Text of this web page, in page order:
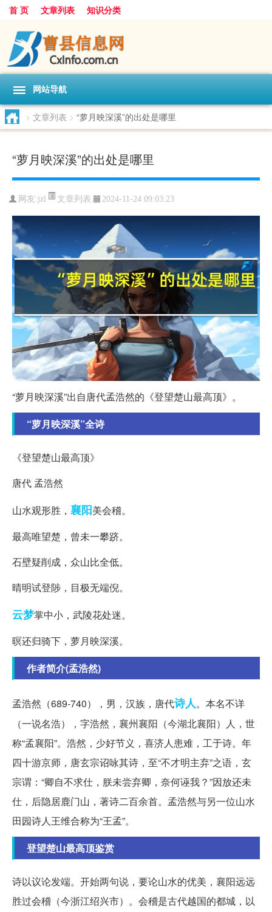
首 页 文章列表 知识分类
网站导航
> 文章列表 > “萝月映深溪”的出处是哪里
“萝月映深溪”的出处是哪里
网友:jzl 文章列表 2024-11-24 09:03:23
“萝月映深溪”出自唐代孟浩然的《登望楚山最高顶》。
“萝月映深溪”全诗
《登望楚山最高顶》
唐代 孟浩然
山水观形胜， 襄阳美会稽。
最高唯望楚，曾未一攀跻。
石壁疑削成，众山比全低。
晴明试登陟，目极无端倪。
云梦掌中小，武陵花处迷。
暝还归骑下，萝月映深溪。
作者简介(孟浩然)
孟浩然（689-740），男，汉族，唐代诗人。本名不详
（一说名浩），字浩然，襄州襄阳（今湖北襄阳）人，世
称“孟襄阳”。浩然，少好节义，喜济人患难，工于诗。年
四十游京师，唐玄宗诏咏其诗，至“不才明主弃”之语，玄
宗谓：“卿自不求仕，朕未尝弃卿，奈何诬我？”因放还未
仕，后隐居鹿门山，著诗二百余首。孟浩然与另一位山水
田园诗人王维合称为“王孟”。
登望楚山最高顶鉴赏
诗以议论发端。开始两句说，要论山水的优美，襄阳远远
胜过会稽（今浙江绍兴市）。会稽是古代越国的都城，以